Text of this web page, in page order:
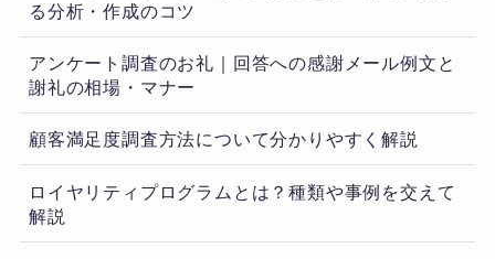
る分析・作成のコツ
アンケート調査のお礼｜回答への感謝メール例文と
謝礼の相場・マナー
顧客満足度調査方法について分かりやすく解説
ロイヤリティプログラムとは？種類や事例を交えて
解説